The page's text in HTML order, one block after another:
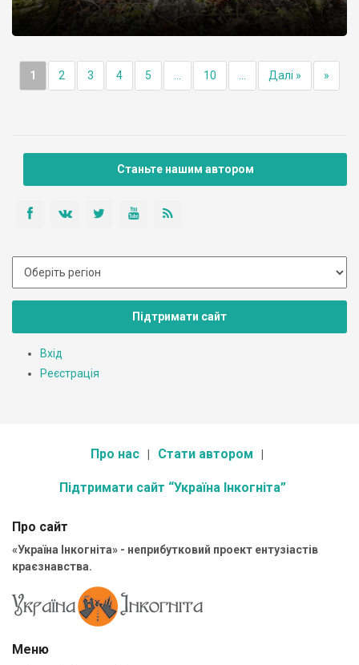
1 2 3 4 5 10 Далі » »
Станьте нашим автором
Підтримати сайт
Вхід
Реєстрація
Про нас Стати автором
Підтримати сайт “Україна Інкогніта”
Про сайт
«Україна Інкогніта» - неприбутковий проект ентузіастів
краєзнавства.
Меню